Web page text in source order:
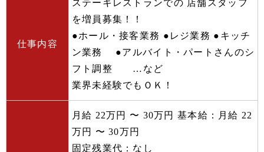
仕事内容
ステーキレストランでの 店舗スタッフ
を増員募集！！
●ホール・接客業務 ●レジ業務 ●キッチ
ン業務 ●アルバイト・パートさんのシ
フト調整 …など
業界未経験でもＯＫ！
月給 22万円 〜 30万円 基本給：月給 22
万円 〜 30万円
固定残業代：なし